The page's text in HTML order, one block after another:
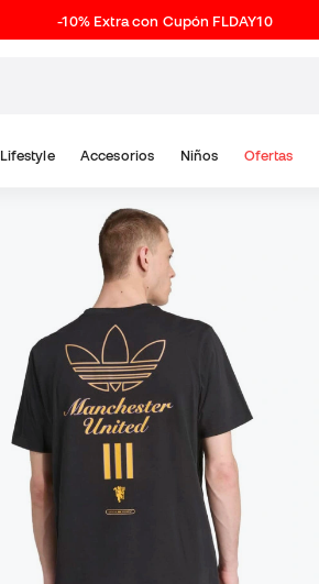
-10% Extra con Cupón FLDAY10
Lifestyle Accesorios Niños Ofertas